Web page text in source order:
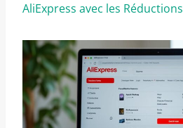
AliExpress avec les Réductions